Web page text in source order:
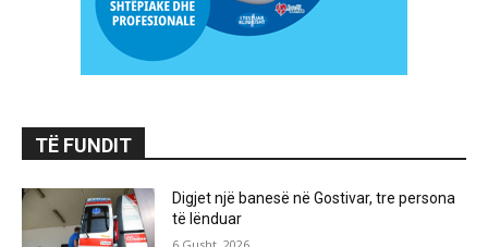
TË FUNDIT
Digjet një banesë në Gostivar, tre persona
të lënduar